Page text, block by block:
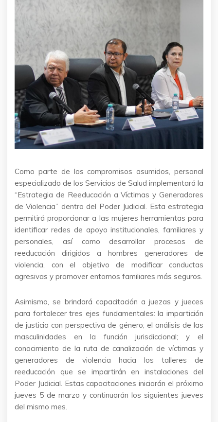
Como parte de los compromisos asumidos, personal
especializado de los Servicios de Salud implementará la
“Estrategia de Reeducación a Víctimas y Generadores
de Violencia” dentro del Poder Judicial. Esta estrategia
permitirá proporcionar a las mujeres herramientas para
identificar redes de apoyo institucionales, familiares y
personales, así como desarrollar procesos de
reeducación dirigidos a hombres generadores de
violencia, con el objetivo de modificar conductas
agresivas y promover entornos familiares más seguros.
Asimismo, se brindará capacitación a juezas y jueces
para fortalecer tres ejes fundamentales: la impartición
de justicia con perspectiva de género; el análisis de las
masculinidades en la función jurisdiccional; y el
conocimiento de la ruta de canalización de víctimas y
generadores de violencia hacia los talleres de
reeducación que se impartirán en instalaciones del
Poder Judicial. Estas capacitaciones iniciarán el próximo
jueves 5 de marzo y continuarán los siguientes jueves
del mismo mes.